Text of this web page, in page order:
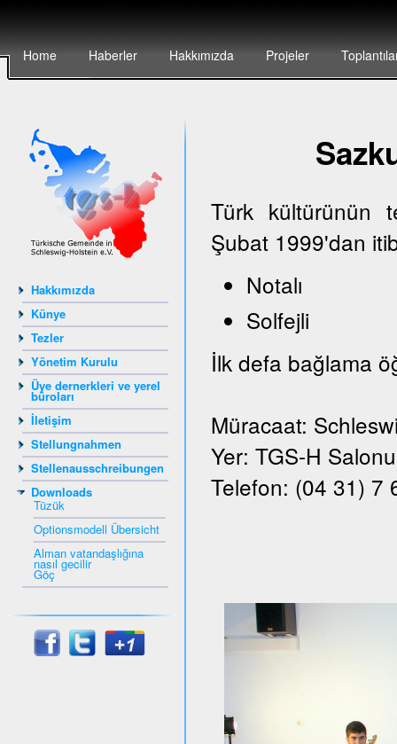
Home Haberler Hakkımızda Projeler
Hakkımızda
Künye
Tezler
Yönetim Kurulu
Üye dernerkleri ve yerel
büroları
İletişim
Stellungnahmen
Stellenausschreibungen
Downloads
Tüzük
Optionsmodell Übersicht
Alman vatandaşlığına
nasıl gecilir
Göç
Türk kültürünün
Şubat 1999'dan
Notalı
Solfejli
İlk defa bağlama
Müracaat:
Yer: TGS-H
Telefon: (04 31) 7